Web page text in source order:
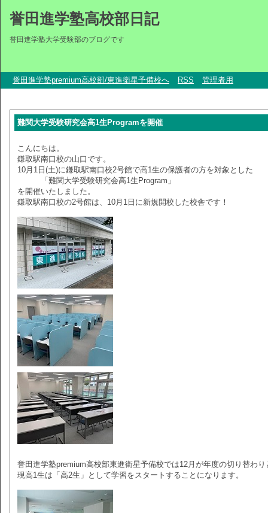
誉田進学塾高校部日記
誉田進学塾大学受験部のブログです
誉田進学塾premium高校部/東進衛星予備校へ RSS 管理者用
難関大学受験研究会高1生Programを開催
こんにちは。
鎌取駅南口校の山口です。
10月1日(土)に鎌取駅南口校2号館で高1生の保護者の方を対象とした
「難関大学受験研究会高1生Program」
を開催いたしました。
鎌取駅南口校の2号館は、10月1日に新規開校した校舎です！
誉田進学塾premium高校部東進衛星予備校では12月が年度の切り替わり
現高1生は「高2生」として学習をスタートすることになります。